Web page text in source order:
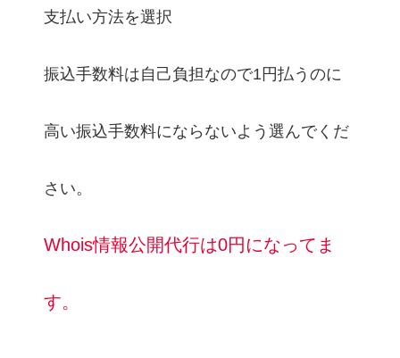
支払い方法を選択
振込手数料は自己負担なので1円払うのに
高い振込手数料にならないよう選んでくだ
さい。
Whois情報公開代行は0円になってま
す。